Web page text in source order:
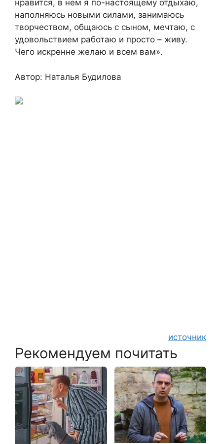
нравится, в нем я по-настоящему отдыхаю,
наполняюсь новыми силами, занимаюсь
творчеством, общаюсь с сыном, мечтаю, с
удовольствием работаю и просто – живу.
Чего искренне желаю и всем вам».
Автор: Наталья Будилова
источник
Рекомендуем почитать